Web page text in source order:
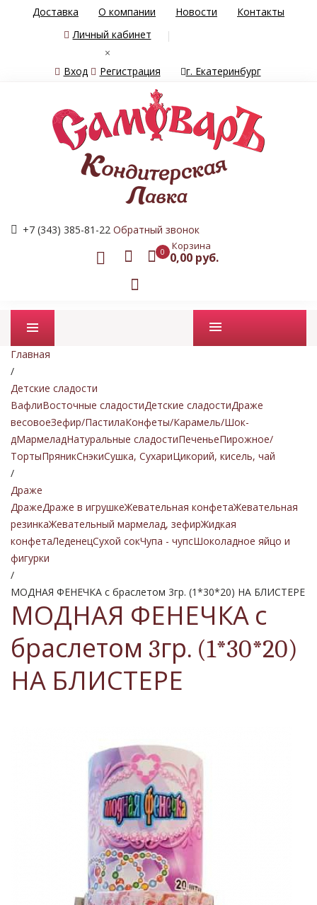
Доставка О компании Новости
Контакты
Личный кабинет
×
Вход
Регистрация г. Екатеринбург
+7 (343) 385-81-22 Обратный звонок
0 Корзина
0,00 руб.
Промо товары
Главная
/
Детские сладости
ВафлиВосточные сладостиДетские сладостиДраже
весовоеЗефир/ПастилаКонфеты/Карамель/Шок-
дМармеладНатуральные сладостиПеченьеПирожное/
ТортыПряникСнэкиСушка, СухариЦикорий, кисель, чай
/
Драже
ДражеДраже в игрушкеЖевательная конфетаЖевательная
резинкаЖевательный мармелад, зефирЖидкая
конфетаЛеденецСухой сокЧупа - чупсШоколадное яйцо и
фигурки
/
МОДНАЯ ФЕНЕЧКА с браслетом 3гр. (1*30*20) НА БЛИСТЕРЕ
МОДНАЯ ФЕНЕЧКА с
браслетом 3гр. (1*30*20)
НА БЛИСТЕРЕ